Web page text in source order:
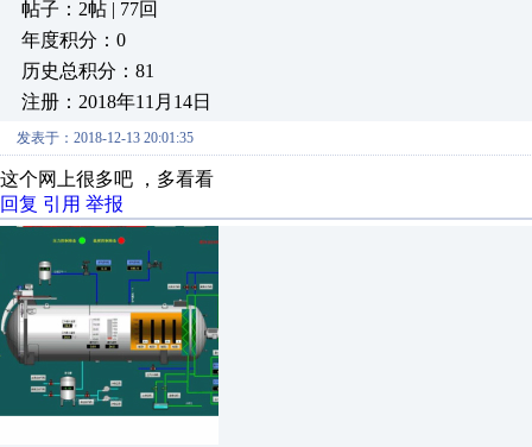
帖子：2帖 | 77回
年度积分：0
历史总积分：81
注册：2018年11月14日
发表于：2018-12-13 20:01:35
这个网上很多吧 ，多看看
回复 引用 举报